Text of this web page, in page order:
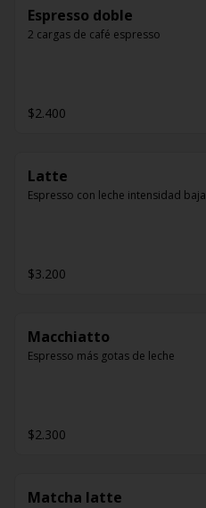
Espresso doble
2 cargas de café espresso
$2.400
Latte
Espresso con leche intensidad baja
$3.200
Macchiatto
Espresso más gotas de leche
$2.300
Matcha latte